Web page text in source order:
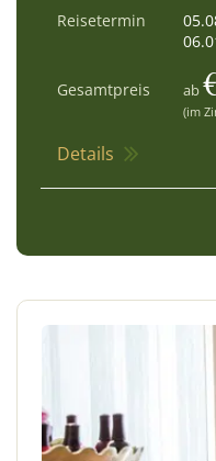
Reisetermin
Gesamtpreis ab
(im
Details